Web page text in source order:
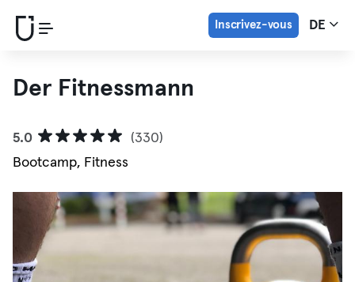
Inscrivez-vous DE
Der Fitnessmann
5.0
(330)
Bootcamp, Fitness